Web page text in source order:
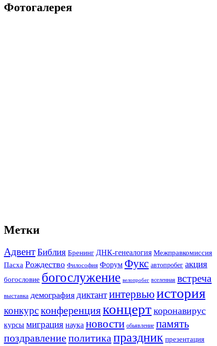
Фотогалерея
Метки
АдвентБиблия Бренинг ДНК-генеалогия Межправкомиссия
Пасха Рождество Философия Форум Фукс автопробег акция
богословие богослужение велопробег вселенная встреча
выставка демография диктантинтервьюистория
конкурсконференцияконцерткоронавирус
курсы миграция наука новости обьявление память
поздравление политикапраздник презентация